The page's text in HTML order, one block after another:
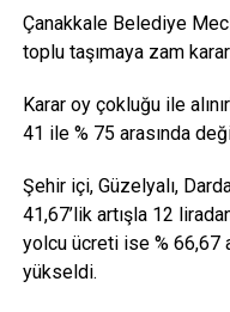
köylere yeni müze ve
Merkezleri işbirliği ile
ve kişisel gelişime
kapsamında Eceabat’a
park yapıldı. “Tarihe
donatıldı. 57.Alay
yenilenerek ziyarete
yitiren Türközü
bir okul inşa ederek
Çanakkale Belediye
toplu taşımaya zam
Karar oy çokluğu ile
41 ile % 75 arasında
Şehir içi, Güzelyalı,
41,67’lik artışla 12
yolcu ücreti ise % 66,67
yükseldi.